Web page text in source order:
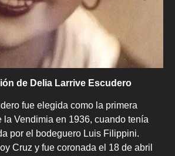
de Delia Larrive Escudero
fue elegida como la primera
la Vendimia en 1936, cuando tenía
por el bodeguero Luis Filippini.
Cruz y fue coronada el 18 de abril